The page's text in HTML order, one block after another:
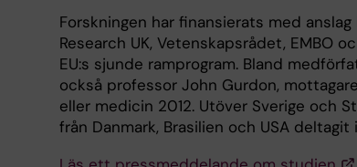
Forskningen har finansierats med
Research UK, Vetenskapsrådet, EMBO
EU:s sjunde ramprogram. Bland
också professor John Gurdon,
eller medicin 2012. Utöver Sverige och
från Danmark, Brasilien och USA